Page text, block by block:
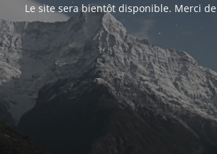
Le site sera bientôt disponible. Merci